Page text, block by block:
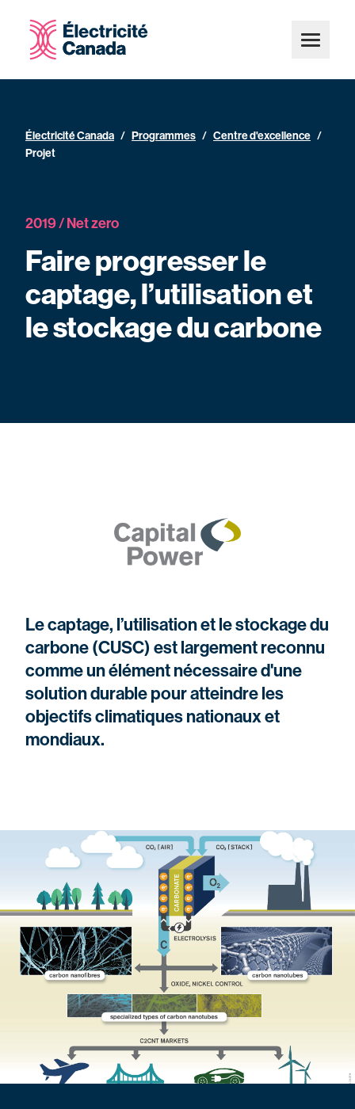
Électricité Canada / Programmes / Centre d'excellence /
Projet
2019 / Net zero
Faire progresser le
captage, l’utilisation et
le stockage du carbone
Le captage, l’utilisation et le stockage du
carbone (CUSC) est largement reconnu
comme un élément nécessaire d'une
solution durable pour atteindre les
objectifs climatiques nationaux et
mondiaux.